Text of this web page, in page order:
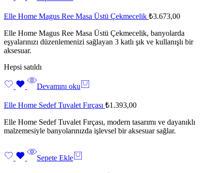
Elle Home Magus Ree Masa Üstü Çekmecelik ₺3.673,00
Elle Home Magus Ree Masa Üstü Çekmecelik, banyolarda
eşyalarınızı düzenlemenizi sağlayan 3 katlı şık ve kullanışlı bir
aksesuar.
Hepsi satıldı
Devamını oku
Elle Home Sedef Tuvalet Fırçası ₺1.393,00
Elle Home Sedef Tuvalet Fırçası, modern tasarımı ve dayanıklı
malzemesiyle banyolarınızda işlevsel bir aksesuar sağlar.
Sepete Ekle